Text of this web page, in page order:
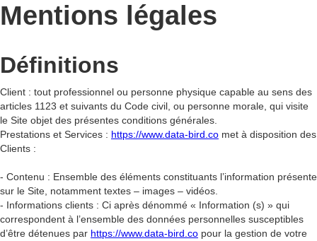
Mentions légales
Définitions
Client : tout professionnel ou personne physique capable au sens des
articles 1123 et suivants du Code civil, ou personne morale, qui visite
le Site objet des présentes conditions générales.
Prestations et Services : https://www.data-bird.co met à disposition des
Clients :
- Contenu : Ensemble des éléments constituants l’information présente
sur le Site, notamment textes – images – vidéos.
- Informations clients : Ci après dénommé « Information (s) » qui
correspondent à l’ensemble des données personnelles susceptibles
d’être détenues par https://www.data-bird.co pour la gestion de votre